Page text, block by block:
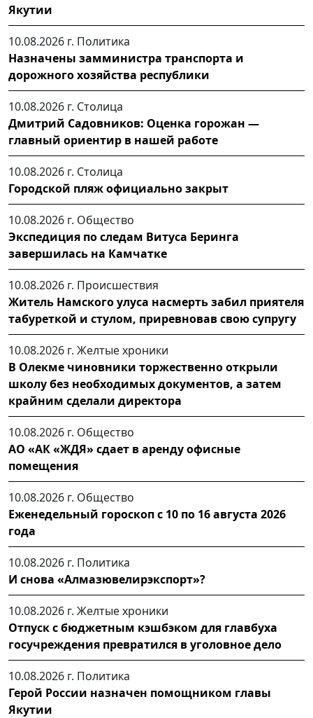
Якутии
10.08.2026 г. Политика
Назначены замминистра транспорта и
дорожного хозяйства республики
10.08.2026 г. Столица
Дмитрий Садовников: Оценка горожан —
главный ориентир в нашей работе
10.08.2026 г. Столица
Городской пляж официально закрыт
10.08.2026 г. Общество
Экспедиция по следам Витуса Беринга
завершилась на Камчатке
10.08.2026 г. Происшествия
Житель Намского улуса насмерть забил приятеля
табуреткой и стулом, приревновав свою супругу
10.08.2026 г. Желтые хроники
В Олекме чиновники торжественно открыли
школу без необходимых документов, а затем
крайним сделали директора
10.08.2026 г. Общество
АО «АК «ЖДЯ» сдает в аренду офисные
помещения
10.08.2026 г. Общество
Еженедельный гороскоп с 10 по 16 августа 2026
года
10.08.2026 г. Политика
И снова «Алмазювелирэкспорт»?
10.08.2026 г. Желтые хроники
Отпуск с бюджетным кэшбэком для главбуха
госучреждения превратился в уголовное дело
10.08.2026 г. Политика
Герой России назначен помощником главы
Якутии